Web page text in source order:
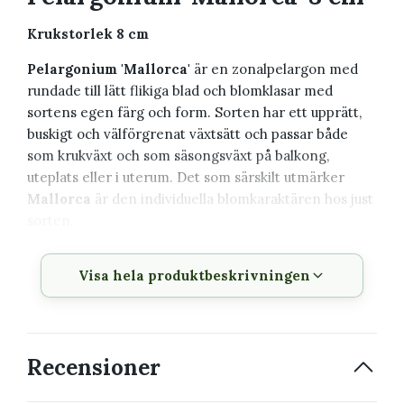
Krukstorlek 8 cm
Pelargonium 'Mallorca' är en zonalpelargon med
rundade till lätt flikiga blad och blomklasar med
sortens egen färg och form. Sorten har ett upprätt,
buskigt och välförgrenat växtsätt och passar både
som krukväxt och som säsongsväxt på balkong,
uteplats eller i uterum. Det som särskilt utmärker
Mallorca är den individuella blomkaraktären hos just
Växtbeskrivning
Svenskt namn
Visa hela produktbeskrivningen
Recensioner